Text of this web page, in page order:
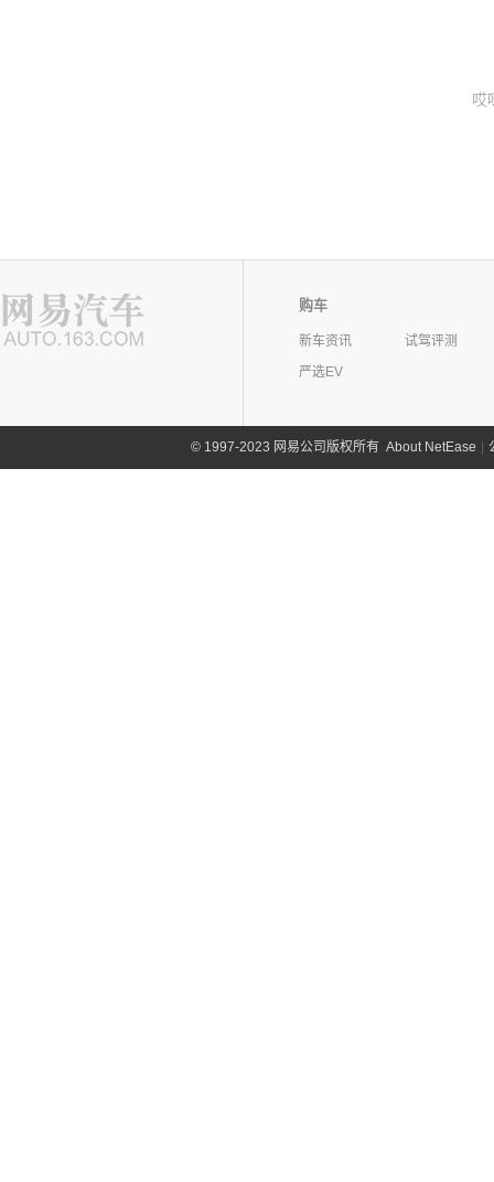
哎
购车
新车资讯
试驾评测
严选EV
©1997-2023 网易公司版权所有 About NetEase